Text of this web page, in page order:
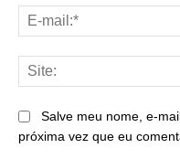
Salve meu nome, e-
próxima vez que eu